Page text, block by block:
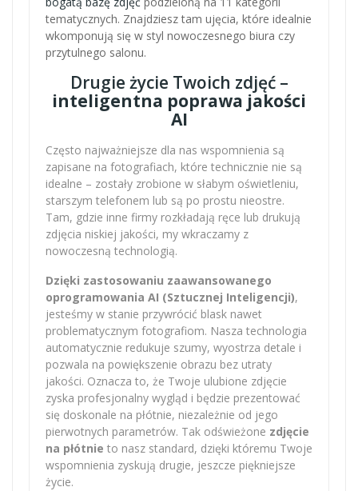
tematycznych. Znajdziesz tam ujęcia, które idealnie
wkomponują się w styl nowoczesnego biura czy
przytulnego salonu.
Drugie życie Twoich zdjęć –
inteligentna poprawa jakości
AI
Często najważniejsze dla nas wspomnienia są
zapisane na fotografiach, które technicznie nie są
idealne – zostały zrobione w słabym oświetleniu,
starszym telefonem lub są po prostu nieostre.
Tam, gdzie inne firmy rozkładają ręce lub drukują
zdjęcia niskiej jakości, my wkraczamy z
nowoczesną technologią.
Dzięki zastosowaniu zaawansowanego
oprogramowania AI (Sztucznej Inteligencji),
jesteśmy w stanie przywrócić blask nawet
problematycznym fotografiom. Nasza technologia
automatycznie redukuje szumy, wyostrza detale i
pozwala na powiększenie obrazu bez utraty
jakości. Oznacza to, że Twoje ulubione zdjęcie
zyska profesjonalny wygląd i będzie prezentować
się doskonale na płótnie, niezależnie od jego
pierwotnych parametrów. Tak odświeżone zdjęcie
na płótnie to nasz standard, dzięki któremu Twoje
wspomnienia zyskują drugie, jeszcze piękniejsze
życie.